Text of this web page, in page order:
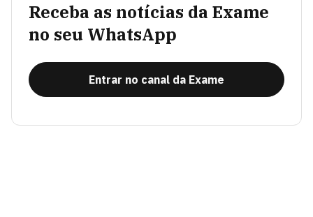
Receba as notícias da Exame
no seu WhatsApp
Entrar no canal da Exame